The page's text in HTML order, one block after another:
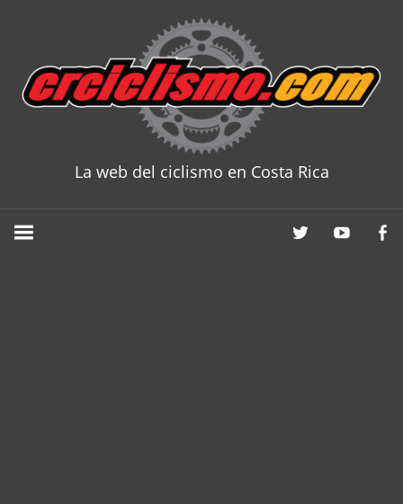
content
La web del ciclismo en Costa Rica